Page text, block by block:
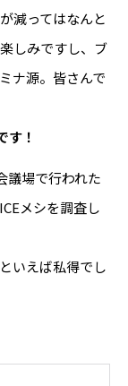
減ってはなんと
しみですし、ブ
ナ源。皆さんで
す！
議場で行われた
メシを調査し
いえば私得でし